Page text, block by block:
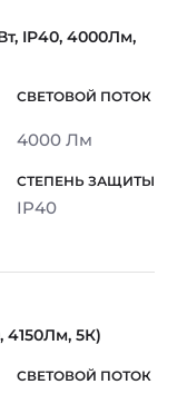
IP40, 4000Лм,
4000 Лм
IP40
4150Лм, 5К)